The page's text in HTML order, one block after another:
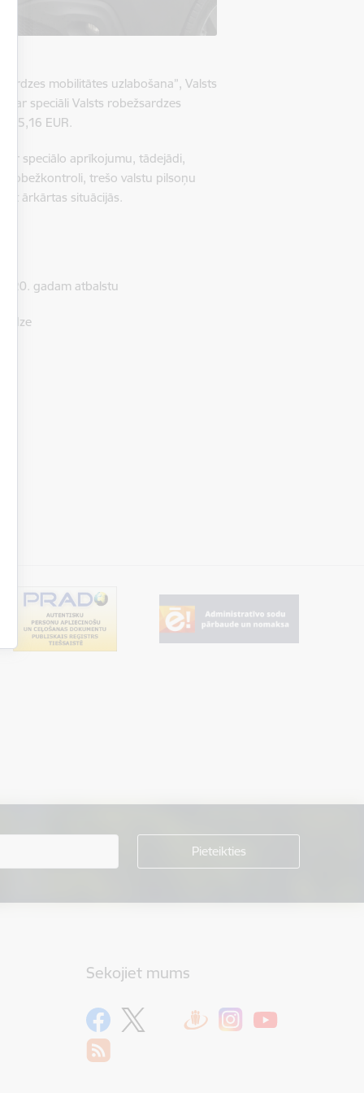
mobilitātes uzlabošana”, Valsts
speciāli Valsts robežsardzes
EUR.
ar speciālo aprīkojumu, tādejādi,
robežkontroli, trešo valstu pilsoņu
ārkārtas situācijās.
gadam atbalstu
Sekojiet mums